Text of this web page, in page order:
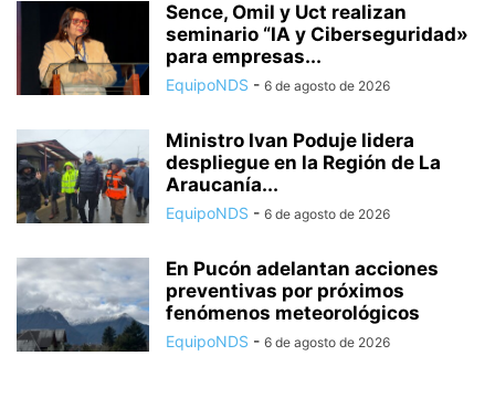
Sence, Omil y Uct realizan
seminario “IA y Ciberseguridad»
para empresas...
EquipoNDS - 6 de agosto de 2026
Ministro Ivan Poduje lidera
despliegue en la Región de La
Araucanía...
EquipoNDS - 6 de agosto de 2026
En Pucón adelantan acciones
preventivas por próximos
fenómenos meteorológicos
EquipoNDS - 6 de agosto de 2026